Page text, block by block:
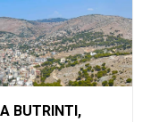
BUTRINTI,